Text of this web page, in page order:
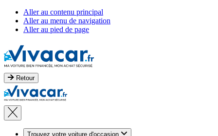
Aller au contenu principal
Aller au menu de navigation
Aller au pied de page
Retour
Trouvez votre voiture d'occasion